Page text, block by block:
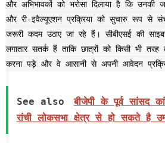
और अभिभावकों को भरोसा दिलाया है कि उनकी
और री-इवैल्यूएशन प्रक्रिया को सुचारु रूप से
जरूरी कदम उठाए जा रहे हैं। सीबीएसई की
लगातार सतर्क हैं ताकि छात्रों को किसी भी तरह
करना पड़े और वे आसानी से अपनी आवेदन
See also
बीजेपी के पूर्व सांसद
रांची लोकसभा क्षेत्र से हो सकते है